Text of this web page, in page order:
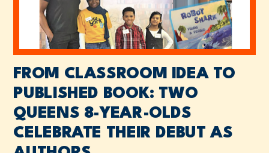
FROM CLASSROOM IDEA TO
PUBLISHED BOOK: TWO
QUEENS 8-YEAR-OLDS
CELEBRATE THEIR DEBUT AS